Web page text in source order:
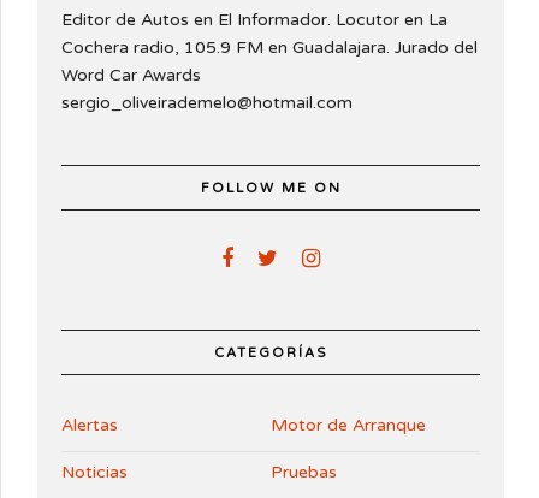
Editor de Autos en El Informador. Locutor en La
Cochera radio, 105.9 FM en Guadalajara. Jurado del
Word Car Awards
sergio_oliveirademelo@hotmail.com
FOLLOW ME ON
CATEGORÍAS
Alertas Motor de Arranque
Noticias Pruebas